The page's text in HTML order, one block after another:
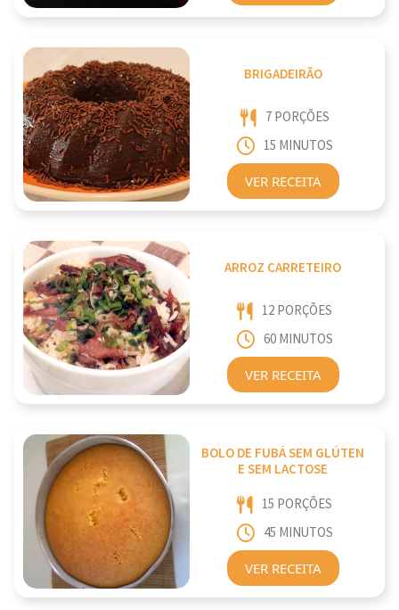
BRIGADEIRÃO
7 PORÇÕES
15 MINUTOS
VER RECEITA
ARROZ CARRETEIRO
12 PORÇÕES
60 MINUTOS
VER RECEITA
BOLO DE FUBÁ SEM GLÚTEN
E SEM LACTOSE
15 PORÇÕES
45 MINUTOS
VER RECEITA